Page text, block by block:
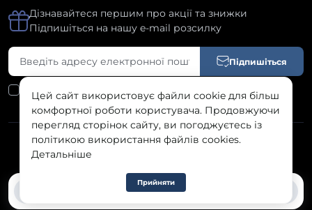
0
Дізнавайтеся першим про акції та знижки
Підпишіться на нашу e-mail розсилку
Підпишіться
Я прочитав і згоден з вимогами
Цей сайт використовує файли cookie для більш
комфортної роботи користувача. Продовжуючи
перегляд сторінок сайту, ви погоджуєтесь із
політикою використання файлів cookies.
Детальніше
Прийняти